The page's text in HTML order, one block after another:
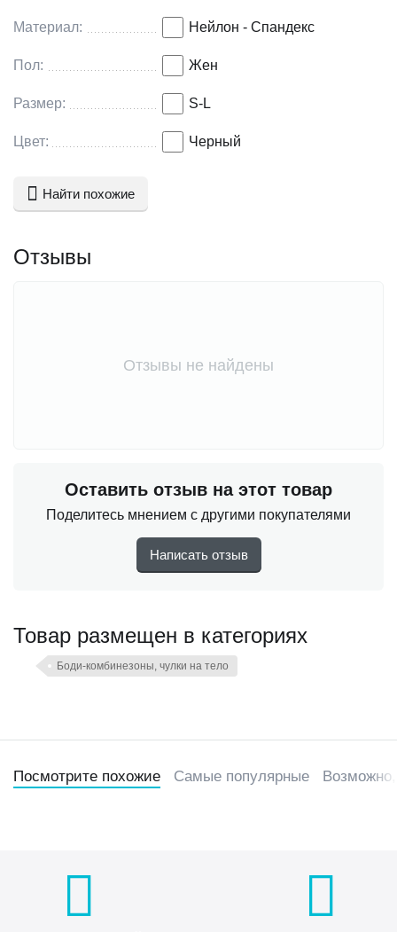
Материал: Нейлон - Спандекс
Пол: Жен
Размер: S-L
Цвет: Черный
Найти похожие
Отзывы
Отзывы не найдены
Оставить отзыв на этот товар
Поделитесь мнением с другими покупателями
Написать отзыв
Товар размещен в категориях
Боди-комбинезоны, чулки на тело
Посмотрите похожие Самые популярные Возможно,